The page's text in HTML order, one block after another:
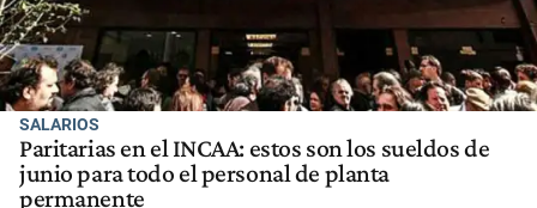
SALARIOS
Paritarias en el INCAA: estos son los sueldos de
junio para todo el personal de planta
permanente